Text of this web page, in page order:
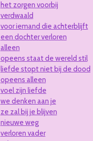
het zorgen voorbij
verdwaald
voor iemand die achterblijft
een dochter verloren
alleen
opeens staat de wereld stil
liefde stopt niet bij de dood
opeens alleen
voel zijn liefde
we denken aan je
ze zal bij je blijven
nieuwe weg
verloren vader